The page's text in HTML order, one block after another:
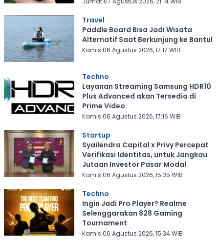
Travel
Paddle Board Bisa Jadi Wisata
Alternatif Saat Berkunjung ke Bantul
Kamis 06 Agustus 2026, 17:17 WIB
Techno
Layanan Streaming Samsung HDR10
Plus Advanced akan Tersedia di
Prime Video
Kamis 06 Agustus 2026, 17:16 WIB
Startup
Syailendra Capital x Privy Percepat
Verifikasi Identitas, untuk Jangkau
Jutaan Investor Pasar Modal
Kamis 06 Agustus 2026, 15:35 WIB
Techno
Ingin Jadi Pro Player? Realme
Selenggarakan 828 Gaming
Tournament
Kamis 06 Agustus 2026, 15:34 WIB